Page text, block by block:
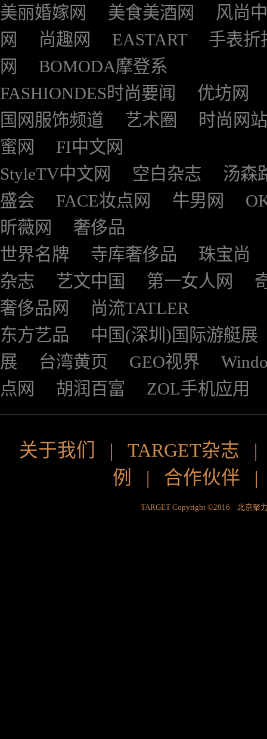
美丽婚嫁网
美食美酒网
风尚
网
尚趣网 EASTART
手表折
网
BOMODA摩登系
FASHIONDES时尚要闻
优坊网
国网服饰频道
艺术圈
时尚网站
蜜网
FI中文网
StyleTV中文网
空白杂志
汤森
盛会
FACE妆点网 牛男网
昕薇网
奢侈品
世界名牌
寺库奢侈品
珠宝尚
杂志
艺文中国 第一女人网
奢侈品网
尚流TATLER
东方艺品
中国(深圳)国际游艇展
展
台湾黄页 GEO视界
点网
胡润百富 ZOL手机应用
关于我们 | TARGET杂志
例
| 合作伙伴
TARGET Copyright ©2016 北京聚